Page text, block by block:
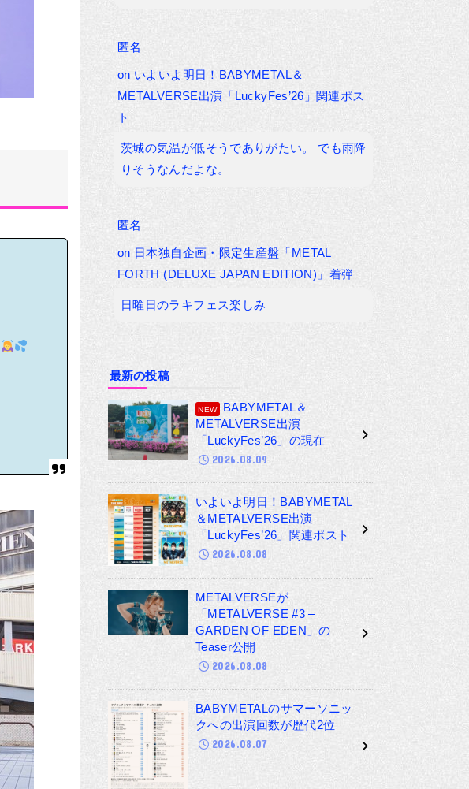
匿名
on いよいよ明日！BABYMETAL＆
METALVERSE出演「LuckyFes’26」関連ポス
ト
茨城の気温が低そうでありがたい。 でも雨降
りそうなんだよな。
匿名
on 日本独自企画・限定生産盤「METAL
FORTH (DELUXE JAPAN EDITION)」着弾
日曜日のラキフェス楽しみ
最新の投稿
BABYMETAL＆
METALVERSE出演
「LuckyFes’26」の現在
2026.08.09
いよいよ明日！BABYMETAL
＆METALVERSE出演
「LuckyFes’26」関連ポスト
2026.08.08
METALVERSEが
「METALVERSE #3 –
GARDEN OF EDEN」の
Teaser公開
2026.08.08
BABYMETALのサマーソニッ
クへの出演回数が歴代2位
2026.08.07